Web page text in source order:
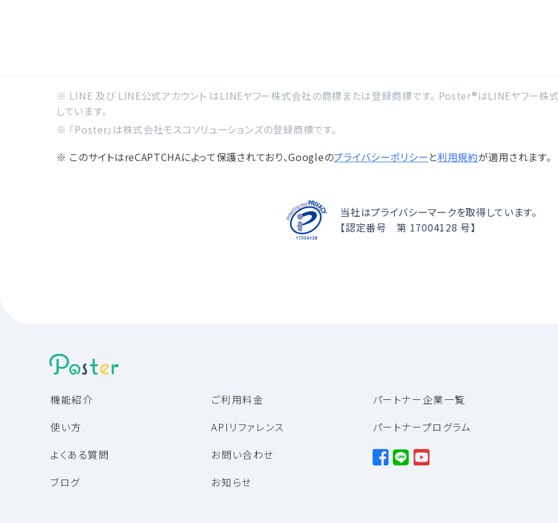
※ LINE 及び LINE公式アカウント はLINEヤフー株式会社の商標または登録商標です。 Poster®はLINEヤフー
しています。
※ 「Poster」は株式会社モスコソリューションズの登録商標です。
※ このサイトはreCAPTCHAによって保護されており、Googleのプライバシーポリシー と利用規約が適用されます。
当社はプライバシーマークを取得しています。
【認定番号 第 17004128 号】
機能紹介
使い方
よくある質問
ブログ
ご利用料金
APIリファレンス
お問い合わせ
お知らせ
パートナー企業一覧
パートナープログラム